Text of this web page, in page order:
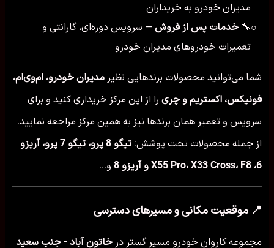
مدیران خودرو به خریداران
○
🔧 خدمات پس از فروش — سرویس دوره‌ای، گارانتی و
تعمیرات خودروهای مدیران خودرو
شما می‌توانید محصولات برندهایی نظیر مدیران خودرو، ام‌وی‌ام،
فونیکس، اکستریم و چری را از این مرکز خریداری کنید و برای
سرویس و تعمیر همان برندها نیز به همین مرکز مراجعه نمایید.
از جمله محصولات تحت پوشش:
تیگو 8 پرو، تیگو 7 پرو، آریزو
6، X55 Pro، X33 Cross، F8 و آریزو 8
و...
📍 موقعیت مکانی و مسیرهای دسترسی
مجموعه کاروان خودرو مسیر گستر در خاتون آباد - جنب سعید